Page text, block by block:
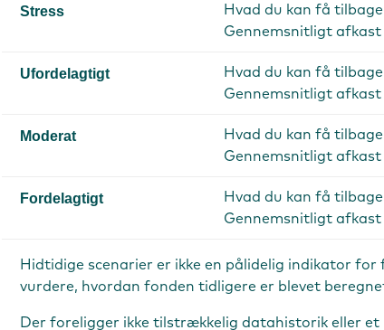
Stress
Hvad du kan få tilbage
Gennemsnitligt
Ufordelagtigt
Hvad du kan få tilbage
Gennemsnitligt
Moderat
Hvad du kan få tilbage
Gennemsnitligt
Fordelagtigt
Hvad du kan få tilbage
Gennemsnitligt
Hidtidige scenarier er ikke en pålidelig indikator
vurdere, hvordan fonden tidligere er blevet
Der foreligger ikke tilstrækkelig datahistorik eller